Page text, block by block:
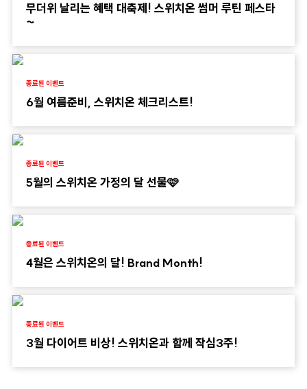
무더위 날리는 혜택 대축제! 스위치온 썸머 루틴 페스타
~
종료된 이벤트
6월 여름준비, 스위치온 체크리스트!
종료된 이벤트
5월의 스위치온 가정의 달 선물🩷
종료된 이벤트
4월은 스위치온의 달! Brand Month!
종료된 이벤트
3월 다이어트 비상! 스위치온과 함께 작심3주!